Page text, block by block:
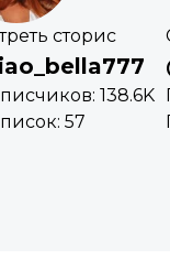
сторис
138.6K
57